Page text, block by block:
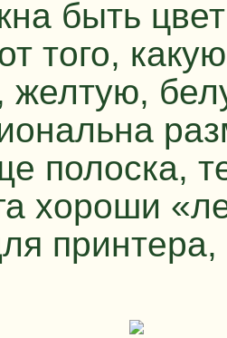
быть
того,
желтую,
полоска,
хороши